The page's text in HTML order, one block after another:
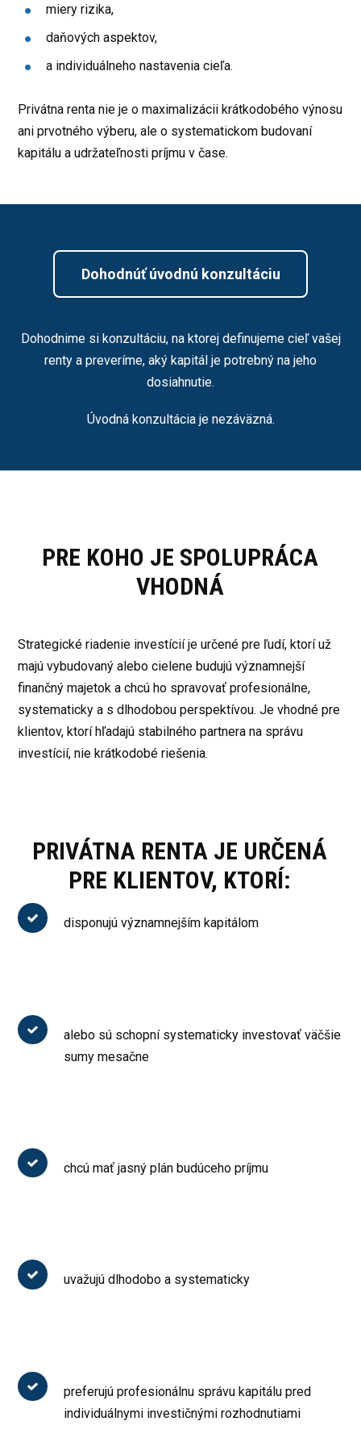
miery rizika,
daňových aspektov,
a individuálneho nastavenia cieľa.
Privátna renta nie je o maximalizácii krátkodobého výnosu
ani prvotného výberu, ale o systematickom budovaní
kapitálu a udržateľnosti príjmu v čase.
Dohodnúť úvodnú konzultáciu
Dohodnime si konzultáciu, na ktorej definujeme cieľ vašej
renty a preveríme, aký kapitál je potrebný na jeho
dosiahnutie.
Úvodná konzultácia je nezáväzná.
PRE KOHO JE SPOLUPRÁCA
VHODNÁ
Strategické riadenie investícií je určené pre ľudí, ktorí už
majú vybudovaný alebo cielene budujú významnejší
finančný majetok a chcú ho spravovať profesionálne,
systematicky a s dlhodobou perspektívou. Je vhodné pre
klientov, ktorí hľadajú stabilného partnera na správu
investícií, nie krátkodobé riešenia.
PRIVÁTNA RENTA JE URČENÁ
PRE KLIENTOV, KTORÍ:
disponujú významnejším kapitálom
alebo sú schopní systematicky investovať väčšie
sumy mesačne
chcú mať jasný plán budúceho príjmu
uvažujú dlhodobo a systematicky
preferujú profesionálnu správu kapitálu pred
individuálnymi investičnými rozhodnutiami